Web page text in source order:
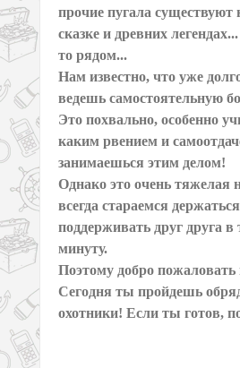
прочие пугала существуют
сказке и древних легендах...
то рядом...
Нам известно, что уже
ведешь самостоятельную
Это похвально, особенно
каким рвением и
занимаешься этим делом!
Однако это очень
всегда стараемся
поддерживать друг друга в
минуту.
Поэтому добро пожаловать
Сегодня ты пройдешь
охотники! Если ты готов,